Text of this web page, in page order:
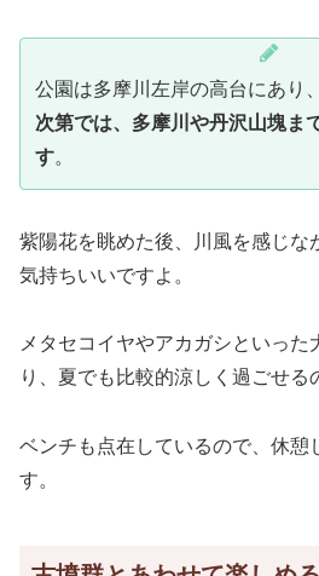
公園は多摩川左岸の高台にあり、
次第では、多摩川や丹沢山塊ま
す。
紫陽花を眺めた後、川風を感じな
気持ちいいですよ。
メタセコイヤやアカガシといった
り、夏でも比較的涼しく過ごせる
ベンチも点在しているので、休憩
す。